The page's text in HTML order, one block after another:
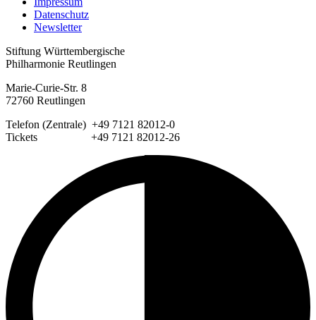
Datenschutz
Newsletter
Stiftung Württembergische
Philharmonie Reutlingen
Marie-Curie-Str. 8
72760 Reutlingen
Telefon (Zentrale) +49 7121 82012-0
Tickets +49 7121 82012-26